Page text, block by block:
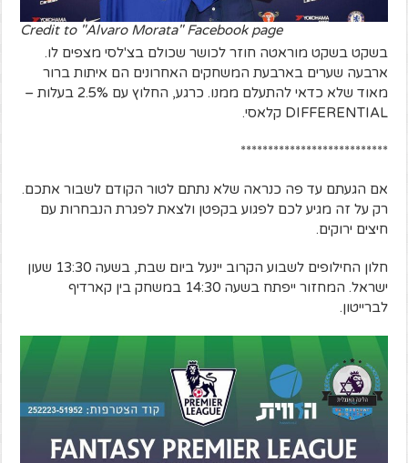
Credit to "Alvaro Morata" Facebook page
בשקט בשקט מוראטה חוזר לכושר שכולם בצ'לסי מצפים לו.
ארבעה שערים בארבעת המשחקים האחרונים הם איתות ברור
מאוד שלא כדאי להתעלם ממנו. כרגע, החלוץ עם 2.5% בעלות –
DIFFERENTIAL קלאסי.
***************************
אם הגעתם עד פה כנראה שלא נתתם לטור הקודם לשבור אתכם.
רק על זה מגיע לכם לפגוע בקפטן ולצאת לפגרת הנבחרות עם
חיצים ירוקים.
חלון החילופים לשבוע הקרוב יינעל ביום שבת, בשעה 13:30 שעון
ישראל. המחזור ייפתח בשעה 14:30 במשחק בין קארדיף
לברייטון.